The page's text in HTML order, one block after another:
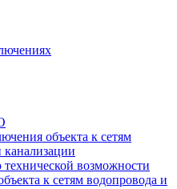
объекта к сетям
канализации
возможности
к сетям водопровода и